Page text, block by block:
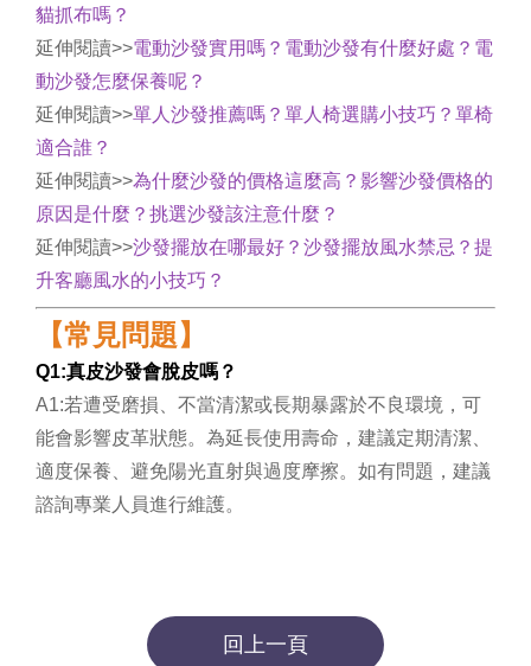
貓抓布嗎？
延伸閱讀>>電動沙發實用嗎？電動沙發有什麼好處？電
動沙發怎麼保養呢？
延伸閱讀>>單人沙發推薦嗎？單人椅選購小技巧？單椅
適合誰？
延伸閱讀>>為什麼沙發的價格這麼高？影響沙發價格的
原因是什麼？挑選沙發該注意什麼？
延伸閱讀>>沙發擺放在哪最好？沙發擺放風水禁忌？提
升客廳風水的小技巧？
【常見問題】
Q1:真皮沙發會脫皮嗎？
A1:若遭受磨損、不當清潔或長期暴露於不良環境，可
能會影響皮革狀態。為延長使用壽命，建議定期清潔、
適度保養、避免陽光直射與過度摩擦。如有問題，建議
諮詢專業人員進行維護。
回上一頁